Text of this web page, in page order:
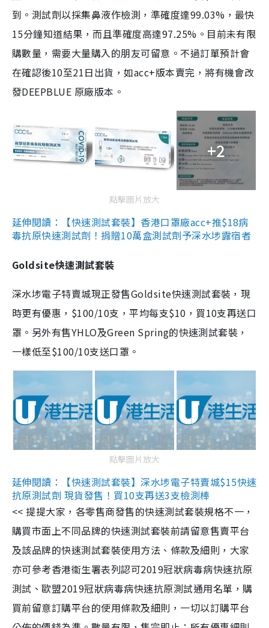
到。測試劑以採集鼻液作檢測，準確度達99.03%，最快
15分鐘知道結果，而且準確度高達97.25%。目前未有限
購數量，需要大量購入的朋友可留意。不過訂單預計會
在確認後10至21日出貨，如acc+版本賣完，將有機會改
發DEEPBLUE 原廠版本。
+2
點擊圖片放大
延伸閱讀：【快速測試套裝】香港口罩廠acc+推$18病
毒抗原快速測試劑！捐贈10萬盒測試劑予深水埗露宿者
Goldsite快速測試套裝
深水埗電子特賣城現正發售Goldsite快速測試套裝，現
時更有優惠，$100/10支，平均每支$10，買10支再送口
罩。另外有售YHLO及Green Spring的快速測試套裝，
一樣低至$100/10支送口罩。
點擊圖片放大
延伸閱讀：【快速測試套裝】深水埗電子特賣城$15快速
抗原測試劑 現貨發售！買10支再送3支檢測棒
<< 提提大家，各零售商發售的快速測試套裝規格不一，
購買市面上不同品牌的快速測試套裝前請留意售賣平台
及該品牌的快速測試套裝使用方法、條款及細則，大家
亦可參考香港衞生署表列認可2019冠狀病毒病快速抗原
測試、歐盟2019冠狀病毒病快速抗原測試通用名單，購
買前留意訂購平台的使用條款及細則，一切以訂購平台